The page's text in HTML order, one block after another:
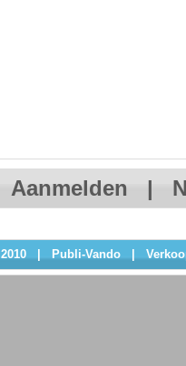
Aanmelden |
| Publi-Vando|